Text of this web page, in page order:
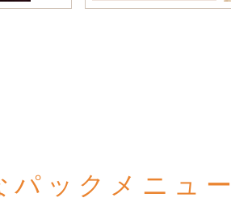
パックメニュー